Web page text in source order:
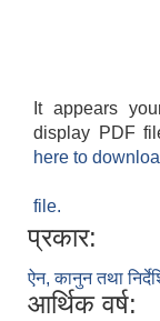
It appears
display PDF
here to
file.
प्रकार:
ऐन, कानुन तथा
आर्थिक वर्ष: